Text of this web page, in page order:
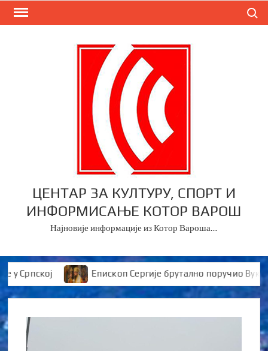
Skip
ЦЕНТАР ЗА КУЛТУРУ, СПОРТ И
ИНФОРМИСАЊЕ КОТОР ВАРОШ
Најновије информације из Котор Вароша…
Епископ Сергије брутално поручио